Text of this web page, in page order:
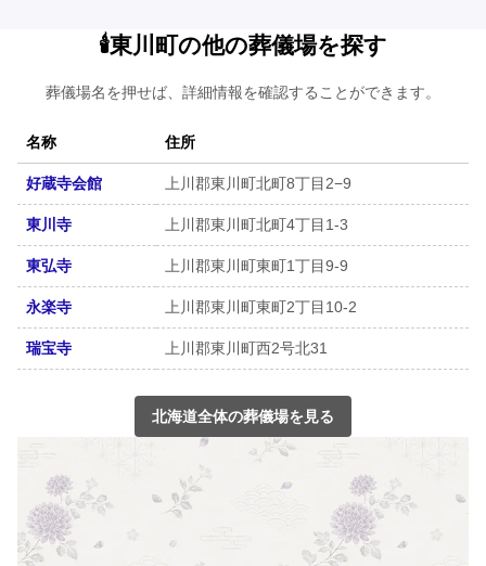
🕯️東川町の他の葬儀場を探す
葬儀場名を押せば、詳細情報を確認することができます。
名称 住所
好蔵寺会館 上川郡東川町北町8丁目2−9
東川寺 上川郡東川町北町4丁目1-3
東弘寺 上川郡東川町東町1丁目9-9
永楽寺 上川郡東川町東町2丁目10-2
瑞宝寺 上川郡東川町西2号北31
北海道全体の葬儀場を見る